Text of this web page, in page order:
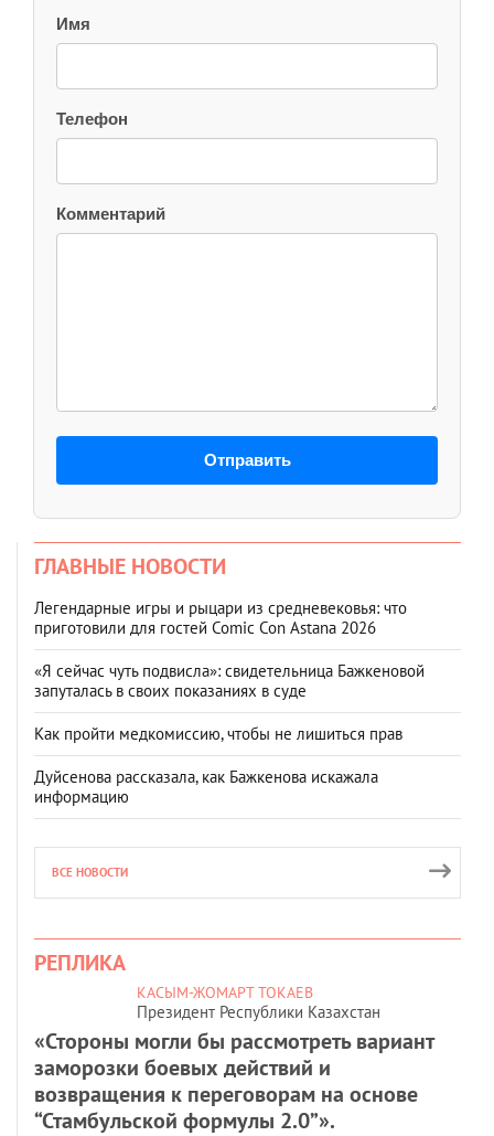
Имя
Телефон
Комментарий
Отправить
ГЛАВНЫЕ НОВОСТИ
Легендарные игры и рыцари из средневековья: что
приготовили для гостей Comic Con Astana 2026
«Я сейчас чуть подвисла»: свидетельница Бажкеновой
запуталась в своих показаниях в суде
Как пройти медкомиссию, чтобы не лишиться прав
Дуйсенова рассказала, как Бажкенова искажала
информацию
ВСЕ НОВОСТИ
РЕПЛИКА
КАСЫМ-ЖОМАРТ ТОКАЕВ
Президент Республики Казахстан
«Стороны могли бы рассмотреть вариант
заморозки боевых действий и
возвращения к переговорам на основе
“Стамбульской формулы 2.0”».